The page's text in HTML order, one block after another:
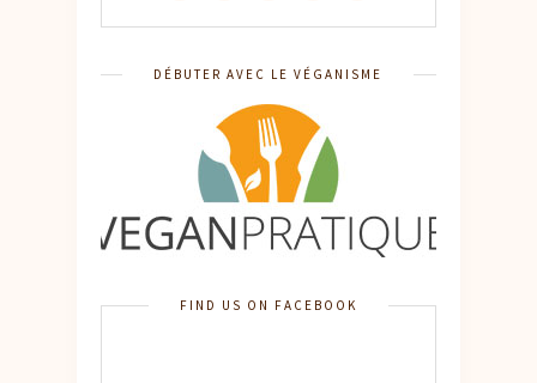
DÉBUTER AVEC LE VÉGANISME
FIND US ON FACEBOOK